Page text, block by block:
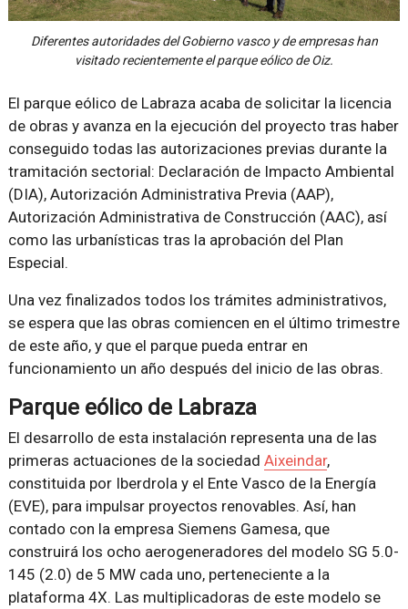
Diferentes autoridades del Gobierno vasco y de empresas han
visitado recientemente el parque eólico de Oiz.
El parque eólico de Labraza acaba de solicitar la licencia
de obras y avanza en la ejecución del proyecto tras haber
conseguido todas las autorizaciones previas durante la
tramitación sectorial: Declaración de Impacto Ambiental
(DIA), Autorización Administrativa Previa (AAP),
Autorización Administrativa de Construcción (AAC), así
como las urbanísticas tras la aprobación del Plan
Especial.
Una vez finalizados todos los trámites administrativos,
se espera que las obras comiencen en el último trimestre
de este año, y que el parque pueda entrar en
funcionamiento un año después del inicio de las obras.
Parque eólico de Labraza
El desarrollo de esta instalación representa una de las
primeras actuaciones de la sociedad Aixeindar,
constituida por Iberdrola y el Ente Vasco de la Energía
(EVE), para impulsar proyectos renovables. Así, han
contado con la empresa Siemens Gamesa, que
construirá los ocho aerogeneradores del modelo SG 5.0-
145 (2.0) de 5 MW cada uno, perteneciente a la
plataforma 4X. Las multiplicadoras de este modelo se